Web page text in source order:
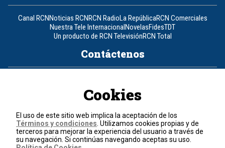
Canal RCNNoticias RCNRCN RadioLa RepúblicaRCN Comerciales
Nuestra Tele InternacionalNovelasFidesTDT
Un producto de RCN TelevisiónRCN Total
Contáctenos
Política de cookies
Términos y condiciones
© 2026, RCN Medios.
Cookies
El uso de este sitio web implica la aceptación de los
Términos y condiciones . Utilizamos cookies propias y de
terceros para mejorar la experiencia del usuario a través de
su navegación. Si continúas navegando aceptas su uso.